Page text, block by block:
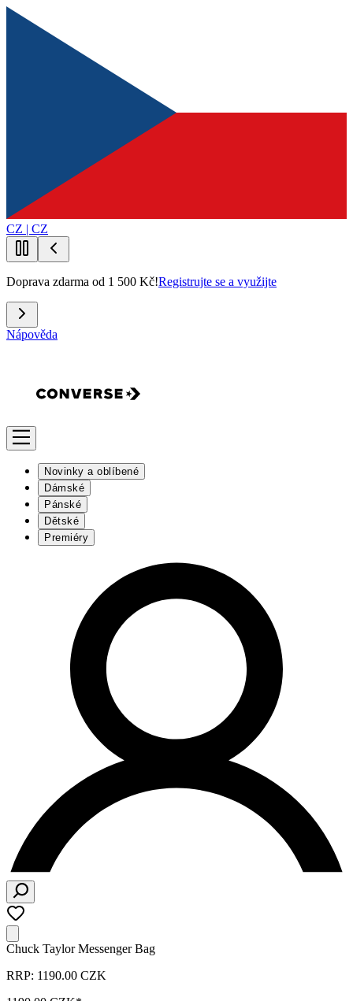
CZ | CZ
Doprava zdarma od 1 500 Kč!Registrujte se a využijte
Nápověda
Novinky a oblíbené
Dámské
Pánské
Dětské
Premiéry
Chuck Taylor Messenger Bag
RRP: 1190.00 CZK